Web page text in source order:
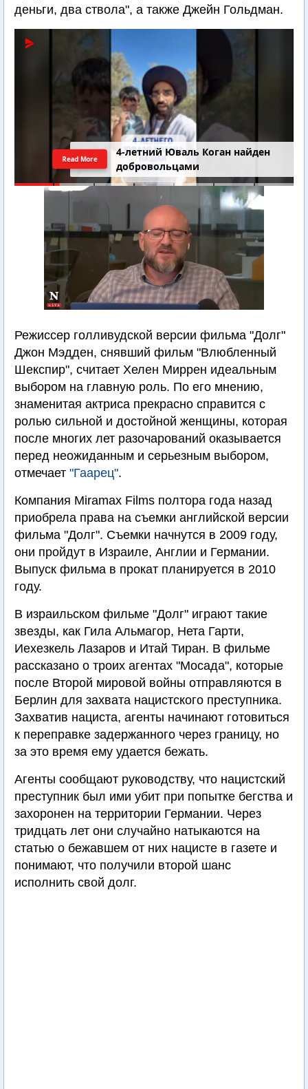
деньги, два ствола", а также Джейн Гольдман.
4-летний Юваль Коган найден
добровольцами
Read More
Режиссер голливудской версии фильма "Долг"
Джон Мэдден, снявший фильм "Влюбленный
Шекспир", считает Хелен Миррен идеальным
выбором на главную роль. По его мнению,
знаменитая актриса прекрасно справится с
ролью сильной и достойной женщины, которая
после многих лет разочарований оказывается
перед неожиданным и серьезным выбором,
отмечает "Гаарец".
Компания Miramax Films полтора года назад
приобрела права на съемки английской версии
фильма "Долг". Съемки начнутся в 2009 году,
они пройдут в Израиле, Англии и Германии.
Выпуск фильма в прокат планируется в 2010
году.
В израильском фильме "Долг" играют такие
звезды, как Гила Альмагор, Нета Гарти,
Иехезкель Лазаров и Итай Тиран. В фильме
рассказано о троих агентах "Мосада", которые
после Второй мировой войны отправляются в
Берлин для захвата нацистского преступника.
Захватив нациста, агенты начинают готовиться
к переправке задержанного через границу, но
за это время ему удается бежать.
Агенты сообщают руководству, что нацистский
преступник был ими убит при попытке бегства и
захоронен на территории Германии. Через
тридцать лет они случайно натыкаются на
статью о бежавшем от них нацисте в газете и
понимают, что получили второй шанс
исполнить свой долг.